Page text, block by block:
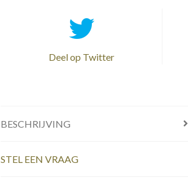
Deel op Twitter
BESCHRIJVING
STEL EEN VRAAG